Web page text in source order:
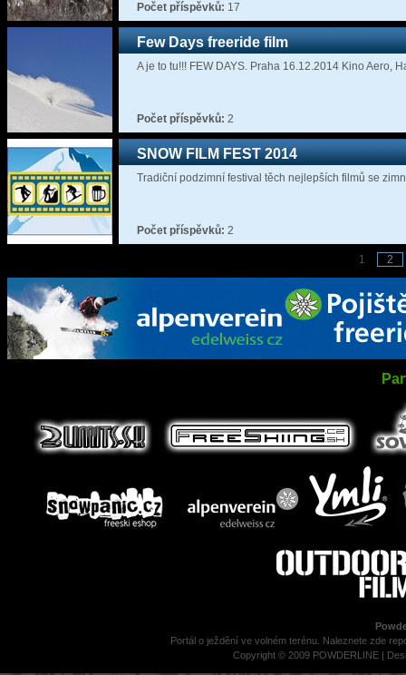
Počet příspěvků: 17
Few Days freeride film
A je to tu!!! FEW DAYS. Praha 16.12.2014 Kino Aero,
Počet příspěvků: 2
SNOW FILM FEST 2014
Tradiční podzimní festival těch nejlepších filmů se
Počet příspěvků: 2
1 2
Portál o ježdění ve volném terénu. Naleznete zde
Copyright © 2009 POWDERLINE |